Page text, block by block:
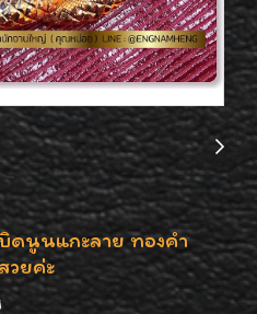
ดนูนแกะลาย ทองคำ
วยค่ะ